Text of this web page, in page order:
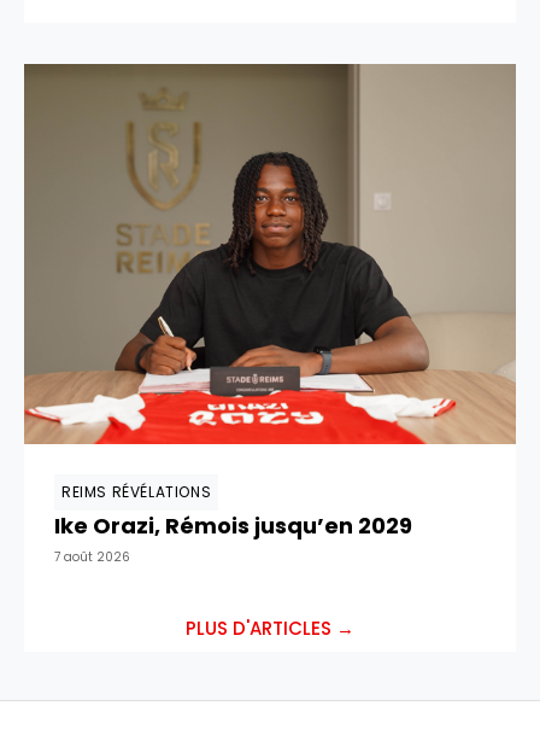
REIMS RÉVÉLATIONS
Ike Orazi, Rémois jusqu’en 2029
7 août 2026
PLUS D'ARTICLES →